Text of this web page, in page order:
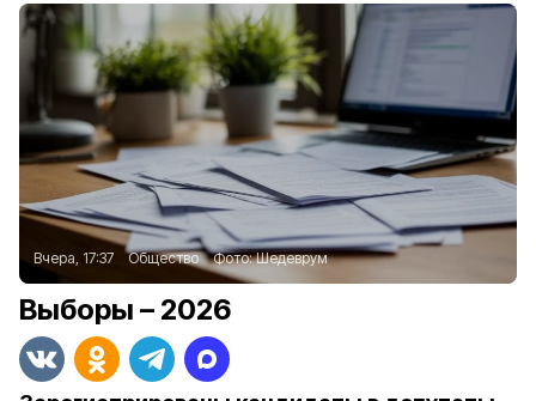
Вчера, 17:37 Общество Фото:Шедеврум
Выборы – 2026